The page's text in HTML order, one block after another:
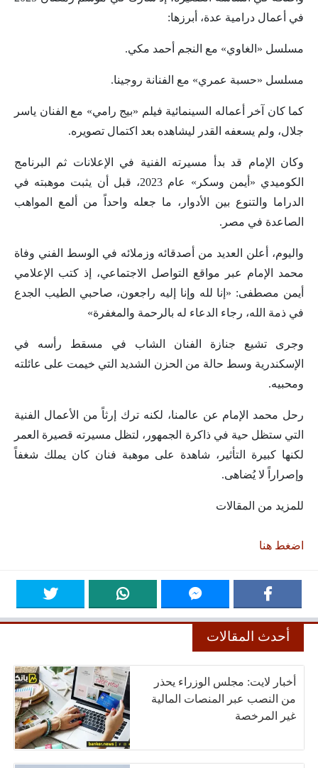
في أعمال درامية عدة، أبرزها:
مسلسل «الغاوي» مع النجم أحمد مكي.
مسلسل «حسبة عمري» مع الفنانة روجينا.
كما كان آخر أعماله السينمائية فيلم «بيج رامي» مع الفنان ياسر
جلال، ولم يسعفه القدر ليشاهده بعد اكتمال تصويره.
وكان الإمام قد بدأ مسيرته الفنية في الإعلانات ثم البرنامج
الكوميدي «أيمن وسكر» عام 2023، قبل أن يثبت موهبته في
الدراما والتنوع بين الأدوار، ما جعله واحداً من ألمع المواهب
الصاعدة في مصر.
واليوم، أعلن العديد من أصدقائه وزملائه في الوسط الفني وفاة
محمد الإمام عبر مواقع التواصل الاجتماعي، إذ كتب الإعلامي
أيمن مصطفى: «إنا لله وإنا إليه راجعون، صاحبي الطيب الجدع
في ذمة الله، رجاء الدعاء له بالرحمة والمغفرة»
وجرى تشيع جنازة الفنان الشاب في مسقط رأسه في
الإسكندرية وسط حالة من الحزن الشديد التي خيمت على عائلته
ومحبيه.
رحل محمد الإمام عن عالمنا، لكنه ترك إرثاً من الأعمال الفنية
التي ستظل حية في ذاكرة الجمهور، لتظل مسيرته قصيرة العمر
لكنها كبيرة التأثير، شاهدة على موهبة فنان كان يملك شغفاً
وإصراراً لا يُضاهى.
للمزيد من المقالات
اضغط هنا
أحدث المقالات
أخبار لايت: مجلس الوزراء يحذر
من النصب عبر المنصات المالية
غير المرخصة